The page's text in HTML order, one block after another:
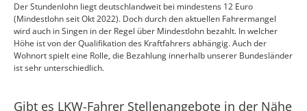
Der Stundenlohn liegt deutschlandweit bei mindestens 12 Euro
(Mindestlohn seit Okt 2022). Doch durch den aktuellen Fahrermangel
wird auch in Singen in der Regel über Mindestlohn bezahlt. In welcher
Höhe ist von der Qualifikation des Kraftfahrers abhängig. Auch der
Wohnort spielt eine Rolle, die Bezahlung innerhalb unserer Bundesländer
ist sehr unterschiedlich.
Gibt es LKW-Fahrer Stellenangebote in der Nähe